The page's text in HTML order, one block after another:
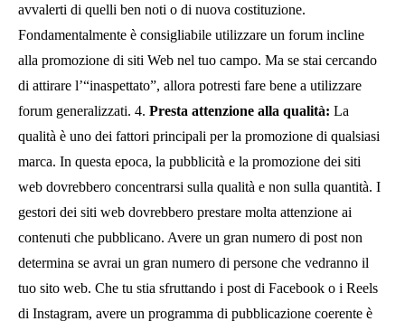
avvalerti di quelli ben noti o di nuova costituzione.
Fondamentalmente è consigliabile utilizzare un forum incline
alla promozione di siti Web nel tuo campo. Ma se stai cercando
di attirare l’“inaspettato”, allora potresti fare bene a utilizzare
forum generalizzati. 4. Presta attenzione alla qualità: La
qualità è uno dei fattori principali per la promozione di qualsiasi
marca. In questa epoca, la pubblicità e la promozione dei siti
web dovrebbero concentrarsi sulla qualità e non sulla quantità. I
gestori dei siti web dovrebbero prestare molta attenzione ai
contenuti che pubblicano. Avere un gran numero di post non
determina se avrai un gran numero di persone che vedranno il
tuo sito web. Che tu stia sfruttando i post di Facebook o i Reels
di Instagram, avere un programma di pubblicazione coerente è